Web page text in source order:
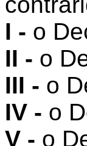
I - o
II - o
III - o
IV - o
V - o